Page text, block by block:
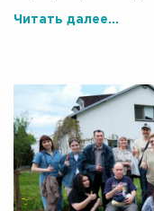
Читать далее...